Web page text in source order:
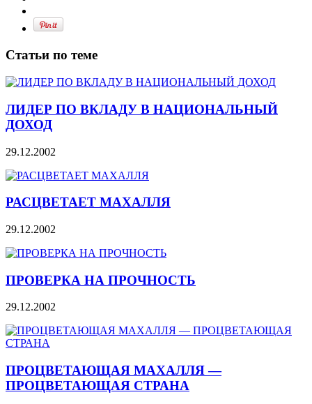
Статьи по теме
ЛИДЕР ПО ВКЛАДУ В НАЦИОНАЛЬНЫЙ
ДОХОД
29.12.2002
РАСЦВЕТАЕТ МАХАЛЛЯ
29.12.2002
ПРОВЕРКА НА ПРОЧНОСТЬ
29.12.2002
ПРОЦВЕТАЮЩАЯ МАХАЛЛЯ —
ПРОЦВЕТАЮЩАЯ СТРАНА